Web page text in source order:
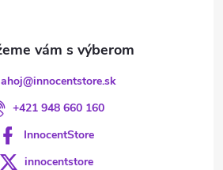
ahoj@innocentstore.sk
+421 948 660 160
InnocentStore
innocentstore